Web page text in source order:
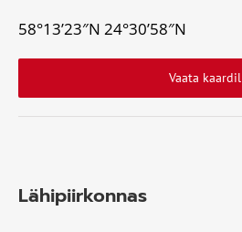
58°13’23″N 24°30’58″N
Vaata kaardil
Lähipiirkonnas